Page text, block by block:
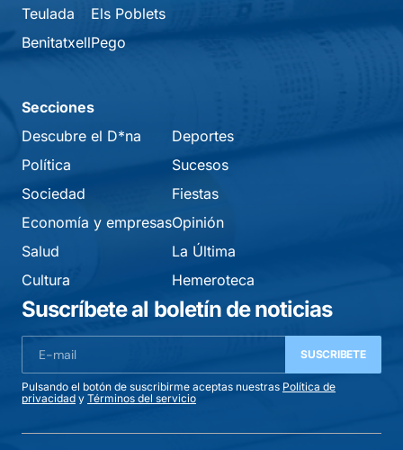
Teulada
Benitatxell
Els Poblets
Pego
Secciones
Descubre el D*na
Política
Sociedad
Economía y empresas
Salud
Cultura
Deportes
Sucesos
Fiestas
Opinión
La Última
Hemeroteca
Suscríbete al boletín de noticias
SUSCRIBETE
Pulsando el botón de suscribirme aceptas nuestras Política de
privacidad y Términos del servicio